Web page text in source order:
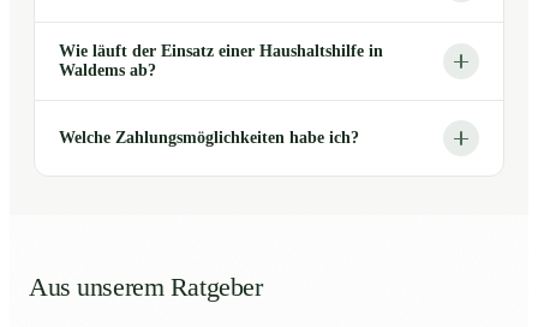
Wie läuft der Einsatz einer Haushaltshilfe in
Waldems ab?
Welche Zahlungsmöglichkeiten habe ich?
Aus unserem Ratgeber